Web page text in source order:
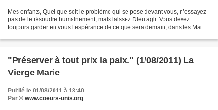
Mes enfants, Quel que soit le problème qui se pose devant vous, n’essayez
pas de le résoudre humainement, mais laissez Dieu agir. Vous devez
toujours garder en vous l’espérance de ce que sera demain, dans les Mains
"Préserver à tout prix la paix." (1/08/2011) La
Vierge Marie
Publié le 01/08/2011 à 18:40
Par © www.coeurs-unis.org